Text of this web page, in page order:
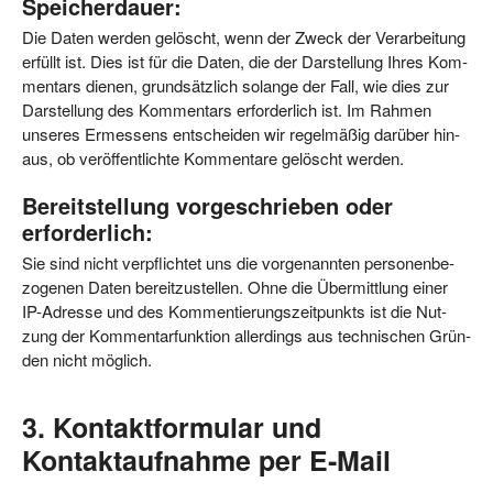
Die Daten wer­den gelöscht, wenn der Zweck der Ver­ar­bei­tung
erfüllt ist. Dies ist für die Daten, die der Dar­stel­lung Ihres Kom­
men­tars die­nen, grund­sätz­lich solan­ge der Fall, wie dies zur
Dar­stel­lung des Kom­men­tars erfor­der­lich ist. Im Rah­men
unse­res Ermes­sens ent­schei­den wir regel­mä­ßig dar­über hin­
aus, ob ver­öf­fent­lich­te Kom­men­ta­re gelöscht werden.
Bereitstellung vorgeschrieben oder
erforderlich:
Sie sind nicht ver­pflich­tet uns die vor­ge­nann­ten per­so­nen­be­
zo­ge­nen Daten bereit­zu­stel­len. Ohne die Über­mitt­lung einer
IP-Adres­se und des Kom­men­tie­rungs­zeit­punkts ist die Nut­
zung der Kom­men­tar­funk­ti­on aller­dings aus tech­ni­schen Grün­
den nicht möglich.
3. Kontaktformular und
Kontaktaufnahme per E‑Mail